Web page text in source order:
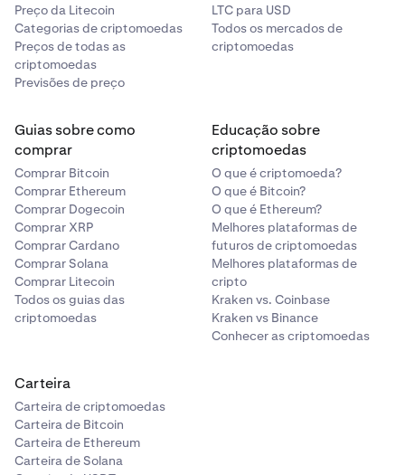
Preço da Litecoin
Categorias de criptomoedas
Preços de todas as
criptomoedas
Previsões de preço
LTC para USD
Todos os mercados de
criptomoedas
Guias sobre como
comprar
Comprar Bitcoin
Comprar Ethereum
Comprar Dogecoin
Comprar XRP
Comprar Cardano
Comprar Solana
Comprar Litecoin
Todos os guias das
criptomoedas
Educação sobre
criptomoedas
O que é criptomoeda?
O que é Bitcoin?
O que é Ethereum?
Melhores plataformas de
futuros de criptomoedas
Melhores plataformas de
cripto
Kraken vs. Coinbase
Kraken vs Binance
Conhecer as criptomoedas
Carteira
Carteira de criptomoedas
Carteira de Bitcoin
Carteira de Ethereum
Carteira de Solana